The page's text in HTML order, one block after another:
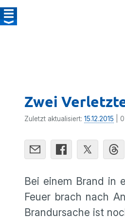
Zwei
Zuletzt aktualisiert: 15.12.2015 |
Bei einem Brand in
Feuer brach nach
Brand­ur­sache ist